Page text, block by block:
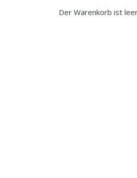
Der Warenkorb ist